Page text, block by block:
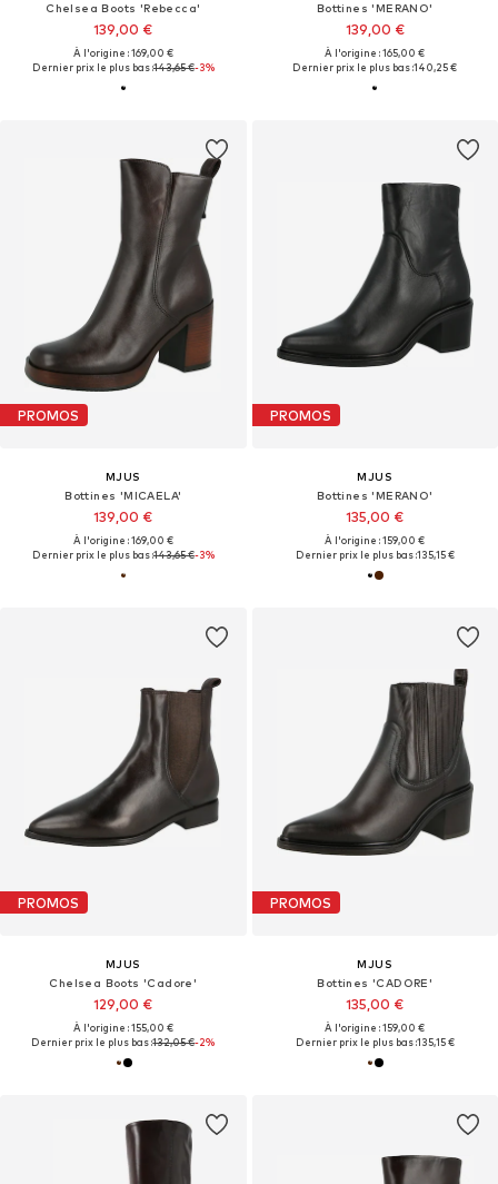
Chelsea Boots 'Rebecca'
139,00 €
À l'origine : 169,00 €
Dernier prix le plus bas :143,65 €-3%
Bottines 'MERANO'
139,00 €
À l'origine : 165,00 €
Dernier prix le plus bas :140,25 €
PROMOS
MJUS
Bottines 'MICAELA'
139,00 €
À l'origine : 169,00 €
Dernier prix le plus bas :143,65 €-3%
PROMOS
MJUS
Bottines 'MERANO'
135,00 €
À l'origine : 159,00 €
Dernier prix le plus bas :135,15 €
PROMOS
MJUS
Chelsea Boots 'Cadore'
129,00 €
À l'origine : 155,00 €
Dernier prix le plus bas :132,05 €-2%
PROMOS
MJUS
Bottines 'CADORE'
135,00 €
À l'origine : 159,00 €
Dernier prix le plus bas :135,15 €